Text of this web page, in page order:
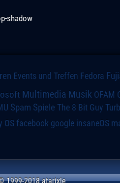
shadow
Events und Treffen Fedora
Multimedia Musik OFAM
Spam Spiele The 8 Bit Guy
OS facebook google insaneOS
1999-2018 atarixle